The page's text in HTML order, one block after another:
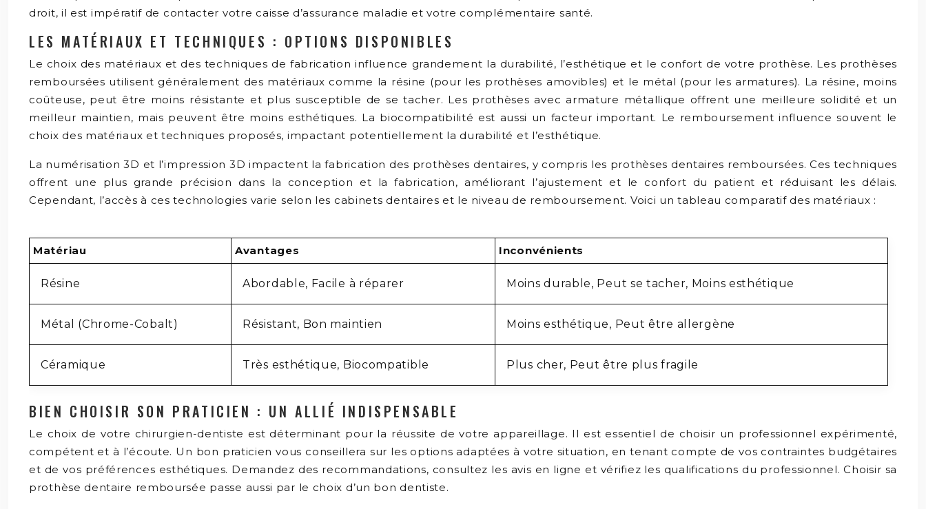
droit, il est impératif de contacter votre caisse d’assurance maladie et votre complémentaire santé.
LES MATÉRIAUX ET TECHNIQUES : OPTIONS DISPONIBLES
Le choix des matériaux et des techniques de fabrication influence grandement la durabilité, l’esthétique et le confort de votre prothèse. Les prothèses
remboursées utilisent généralement des matériaux comme la résine (pour les prothèses amovibles) et le métal (pour les armatures). La résine, moins
coûteuse, peut être moins résistante et plus susceptible de se tacher. Les prothèses avec armature métallique offrent une meilleure solidité et un
meilleur maintien, mais peuvent être moins esthétiques. La biocompatibilité est aussi un facteur important. Le remboursement influence souvent le
choix des matériaux et techniques proposés, impactant potentiellement la durabilité et l’esthétique.
La numérisation 3D et l’impression 3D impactent la fabrication des prothèses dentaires, y compris les prothèses dentaires remboursées. Ces techniques
offrent une plus grande précision dans la conception et la fabrication, améliorant l’ajustement et le confort du patient et réduisant les délais.
Cependant, l’accès à ces technologies varie selon les cabinets dentaires et le niveau de remboursement. Voici un tableau comparatif des matériaux :
Matériau Avantages Inconvénients
Résine Abordable, Facile à réparer Moins durable, Peut se tacher, Moins esthétique
Métal (Chrome-Cobalt) Résistant, Bon maintien Moins esthétique, Peut être allergène
Céramique Très esthétique, Biocompatible Plus cher, Peut être plus fragile
BIEN CHOISIR SON PRATICIEN : UN ALLIÉ INDISPENSABLE
Le choix de votre chirurgien-dentiste est déterminant pour la réussite de votre appareillage. Il est essentiel de choisir un professionnel expérimenté,
compétent et à l’écoute. Un bon praticien vous conseillera sur les options adaptées à votre situation, en tenant compte de vos contraintes budgétaires
et de vos préférences esthétiques. Demandez des recommandations, consultez les avis en ligne et vérifiez les qualifications du professionnel. Choisir sa
prothèse dentaire remboursée passe aussi par le choix d’un bon dentiste.